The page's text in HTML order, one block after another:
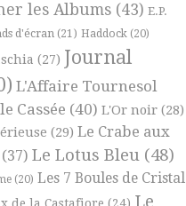
les Albums (43) E.P.
d'écran (21) Haddock (20)
(27) Journal
L'Affaire Tournesol
Cassée (40) L'Or noir (28)
(29) Le Crabe aux
(37) Le Lotus Bleu (48)
(20) Les 7 Boules de Cristal